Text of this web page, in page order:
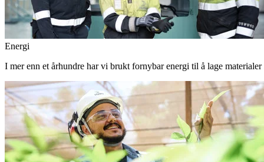
Energi
I mer enn et århundre har vi brukt fornybar energi til å lage